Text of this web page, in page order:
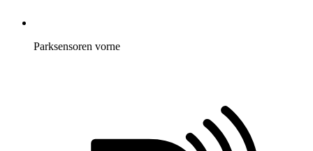
Parksensoren vorne